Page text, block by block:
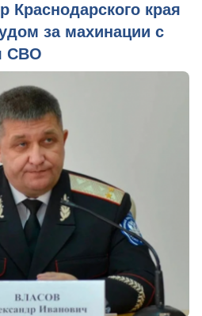
Краснодарского края
за махинации с
СВО